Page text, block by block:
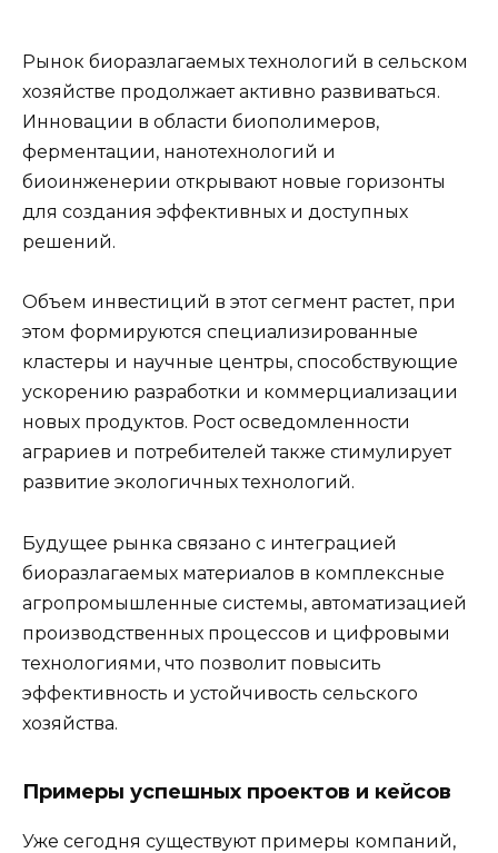
Рынок биоразлагаемых технологий в сельском
хозяйстве продолжает активно развиваться.
Инновации в области биополимеров,
ферментации, нанотехнологий и
биоинженерии открывают новые горизонты
для создания эффективных и доступных
решений.
Объем инвестиций в этот сегмент растет, при
этом формируются специализированные
кластеры и научные центры, способствующие
ускорению разработки и коммерциализации
новых продуктов. Рост осведомленности
аграриев и потребителей также стимулирует
развитие экологичных технологий.
Будущее рынка связано с интеграцией
биоразлагаемых материалов в комплексные
агропромышленные системы, автоматизацией
производственных процессов и цифровыми
технологиями, что позволит повысить
эффективность и устойчивость сельского
хозяйства.
Примеры успешных проектов и кейсов
Уже сегодня существуют примеры компаний,